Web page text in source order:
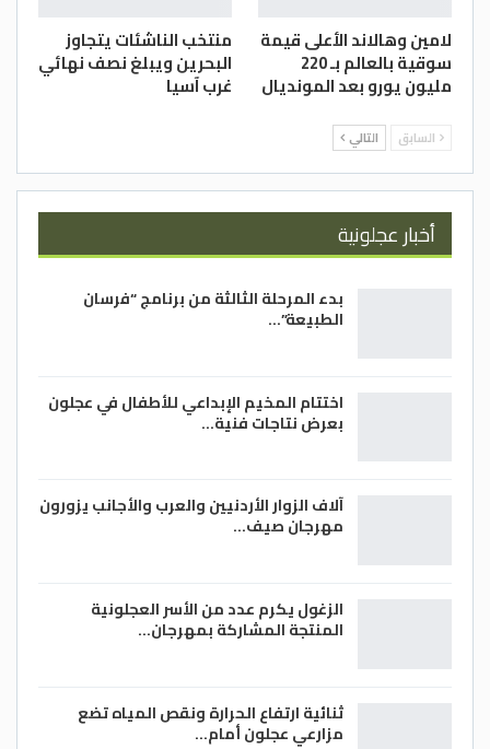
لامين وهالاند الأعلى قيمة
سوقية بالعالم بـ 220
مليون يورو بعد المونديال
منتخب الناشئات يتجاوز
البحرين ويبلغ نصف نهائي
غرب آسيا
السابق التالي
أخبار عجلونية
بدء المرحلة الثالثة من برنامج “فرسان
الطبيعة”…
اختتام المخيم الإبداعي للأطفال في عجلون
بعرض نتاجات فنية…
آلاف الزوار الأردنيين والعرب والأجانب يزورون
مهرجان صيف…
الزغول يكرم عدد من الأسر العجلونية
المنتجة المشاركة بمهرجان…
ثنائية ارتفاع الحرارة ونقص المياه تضع
مزارعي عجلون أمام…